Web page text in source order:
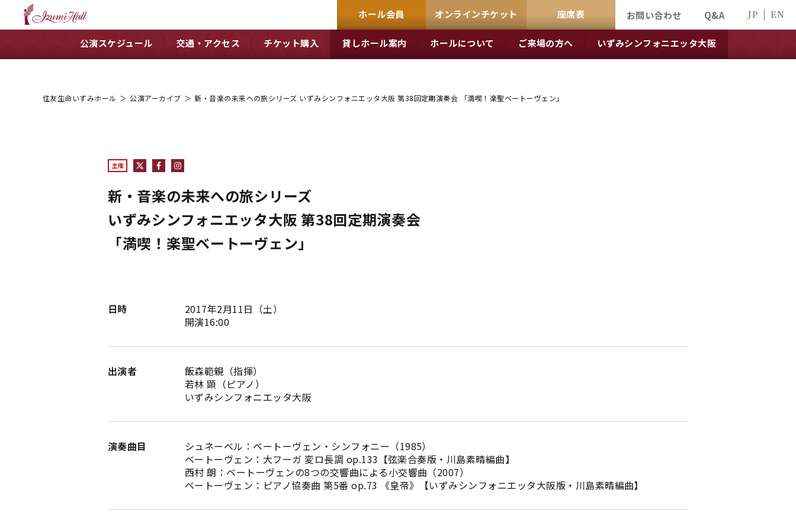
ホール会員 オンラインチケット 座席表 お問い合わせ Q&A JP EN
公演スケジュール 交通・アクセス チケット購入 貸しホール案内 ホールについて ご来場の方へ いずみシンフォニエッタ大阪
住友生命いずみホール ＞ 公演アーカイブ ＞ 新・音楽の未来への旅シリーズ いずみシンフォニエッタ大阪 第38回定期演奏会 「満喫！楽聖ベートーヴェン」
主催
新・音楽の未来への旅シリーズ
いずみシンフォニエッタ大阪 第38回定期演奏会
「満喫！楽聖ベートーヴェン」
日時
2017年2月11日（土）
開演16:00
出演者
飯森範親（指揮）
若林 顕（ピアノ）
いずみシンフォニエッタ大阪
演奏曲目
シュネーベル：ベートーヴェン・シンフォニー（1985）
ベートーヴェン：大フーガ 変ロ長調 op.133【弦楽合奏版・川島素晴編曲】
西村 朗：ベートーヴェンの8つの交響曲による小交響曲（2007）
ベートーヴェン：ピアノ協奏曲 第5番 op.73 《皇帝》【いずみシンフォニエッタ大阪版・川島素晴編曲】